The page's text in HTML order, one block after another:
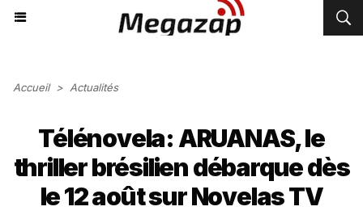
Accueil > Actualités
Télénovela: ARUANAS, le
thriller brésilien débarque dès
le 12 août sur Novelas TV